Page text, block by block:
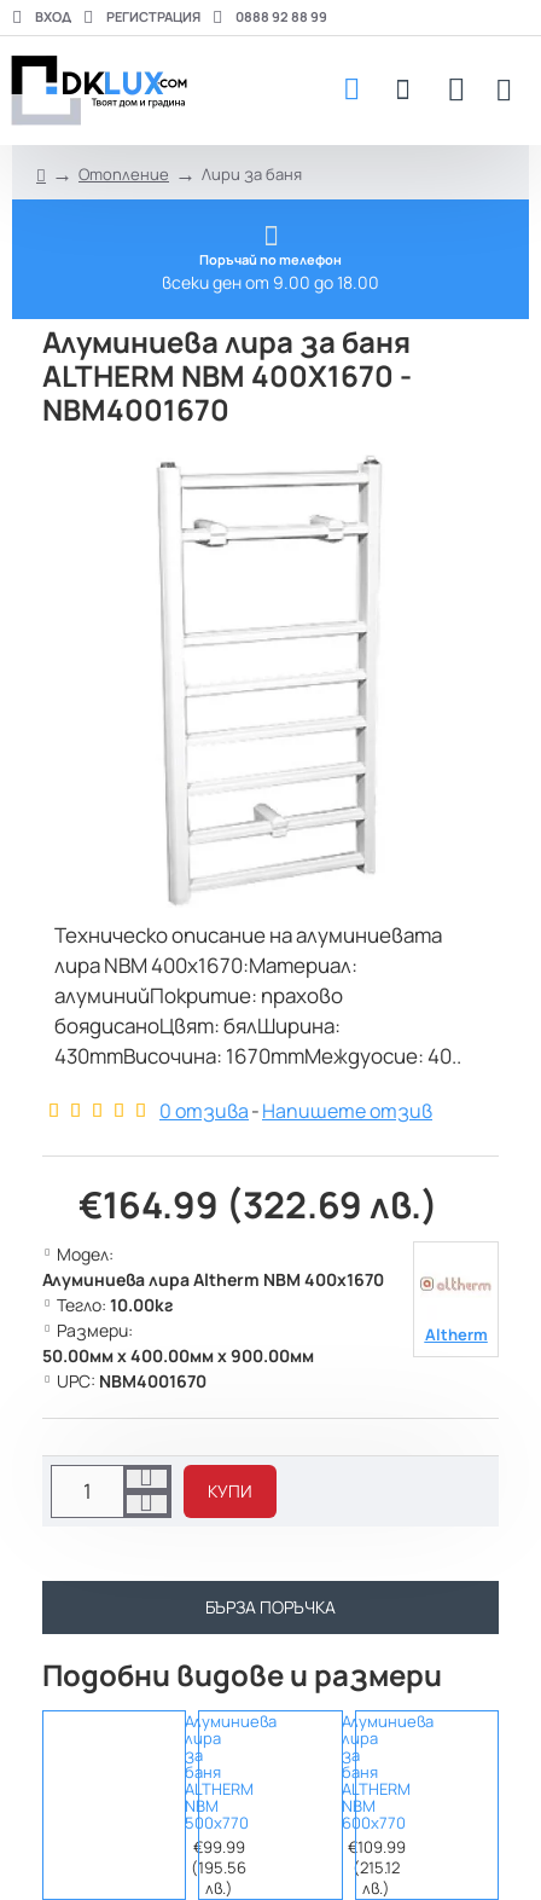
ВХОД РЕГИСТРАЦИЯ 0888 92 88 99
Отопление Лири за баня
Поръчай по телефон
всеки ден от 9.00 до 18.00
Алуминиева лира за баня
ALTHERM NBM 400Х1670 -
NBM4001670
Техническо описание на алуминиевата
лира NBM 400x1670:Материал:
алуминийПокритие: прахово
боядисаноЦвят: бялШирина:
430mmВисочина: 1670mmМеждуосие: 40..
0 отзива-Напишете отзив
€164.99 (322.69 лв.)
Модел:
Алуминиева лира Altherm NBM 400х1670
Тегло: 10.00кг
Размери:
50.00мм x 400.00мм x 900.00мм
UPC: NBM4001670
Altherm
КУПИ
БЪРЗА ПОРЪЧКА
Подобни видове и размери
Алуминиева
лира
за
баня
ALTHERM
NBM
500х770
€99.99
(195.56
лв.)
Алуминиева
лира
за
баня
ALTHERM
NBM
600х770
€109.99
(215.12
лв.)